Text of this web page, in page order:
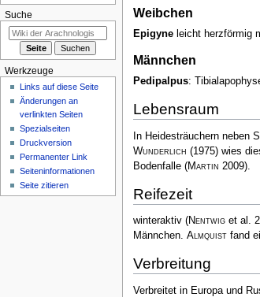
Weibchen
Epigyneleicht herzförmig
Männchen
Pedipalpus:
Lebensraum
In Heidesträuchern neben
Wunderlich (1975) wies
Bodenfalle (Martin 2009).
Reifezeit
winteraktiv (Nentwiget al.
Männchen. Almquistfand
Verbreitung
Verbreitet in Europa und
Suche
Werkzeuge
Links auf diese Seite
Änderungen an
verlinkten Seiten
Spezialseiten
Druckversion
Permanenter Link
Seiten­­informationen
Seite zitieren